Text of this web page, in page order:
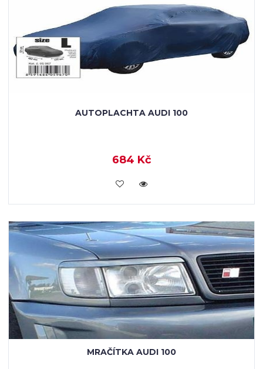
AUTOPLACHTA AUDI 100
684 Kč
KOUPIT
MRAČÍTKA AUDI 100